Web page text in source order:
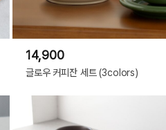
14,900
글로우 커피잔 세트 (3colors)